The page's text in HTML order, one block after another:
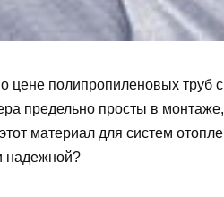
цене полипропиленовых труб
предельно просты в
материал для систем
надежной?